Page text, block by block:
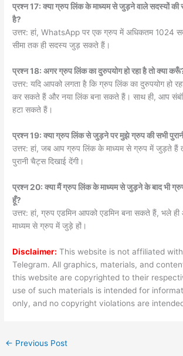
प्रश्न 17: क्या ग्रुप लिंक के माध्यम से जुड़ने वाले सदस्यों की
है?
उत्तर: हां, WhatsApp पर एक ग्रुप में अधिकतम 1024
सीमा तक ही सदस्य जुड़ सकते हैं।
प्रश्न 18: अगर ग्रुप लिंक का दुरुपयोग हो रहा है तो क्या
उत्तर: यदि आपको लगता है कि ग्रुप लिंक का दुरुपयोग हो
कर सकते हैं और नया लिंक बना सकते हैं। साथ ही, आप
हटा सकते हैं।
प्रश्न 19: क्या ग्रुप लिंक से जुड़ने पर मुझे ग्रुप की सभी
उत्तर: हां, जब आप ग्रुप लिंक के माध्यम से ग्रुप में जुड़ते हैं
पुरानी चैट्स दिखाई देंगी।
प्रश्न 20: क्या मैं ग्रुप लिंक के माध्यम से जुड़ने के बाद भी
हूँ?
उत्तर: हां, ग्रुप एडमिन आपको एडमिन बना सकते हैं, भले
माध्यम से ग्रुप में जुड़े हों।
Disclaimer: This website is not affiliated
Telegram. All graphics, materials, and
this website are copyrighted to their
use of such materials is intended for
only, and no copyright violations are
← Previous Post